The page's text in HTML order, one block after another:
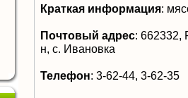
Краткая информация:
Почтовый адрес: 662332,
н, с. Ивановка
Телефон: 3-62-44, 3-62-35